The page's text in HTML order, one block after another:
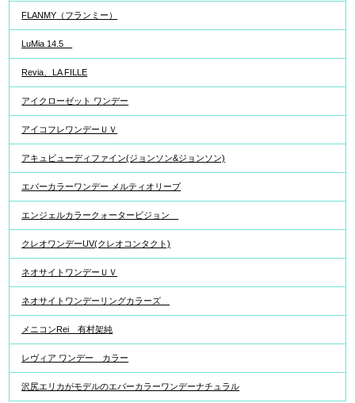
FLANMY（フランミー）
LuMia 14.5
Revia、LA FILLE
アイクローゼット ワンデー
アイコフレワンデーＵＶ
アキュビューディファイン(ジョンソン&ジョンソン)
エバーカラーワンデー メルティオリーブ
エンジェルカラークォータービジョン
クレオワンデーUV(クレオコンタクト)
ネオサイトワンデーＵＶ
ネオサイトワンデーリングカラーズ
メニコンRei 有村架純
レヴィア ワンデー カラー
沢尻エリカがモデルのエバーカラーワンデーナチュラル